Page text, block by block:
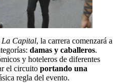
La Capital, la carrera comenzará a
damas y caballeros.
y hoteleros de diferentes
el circuito portando una
regla del evento.